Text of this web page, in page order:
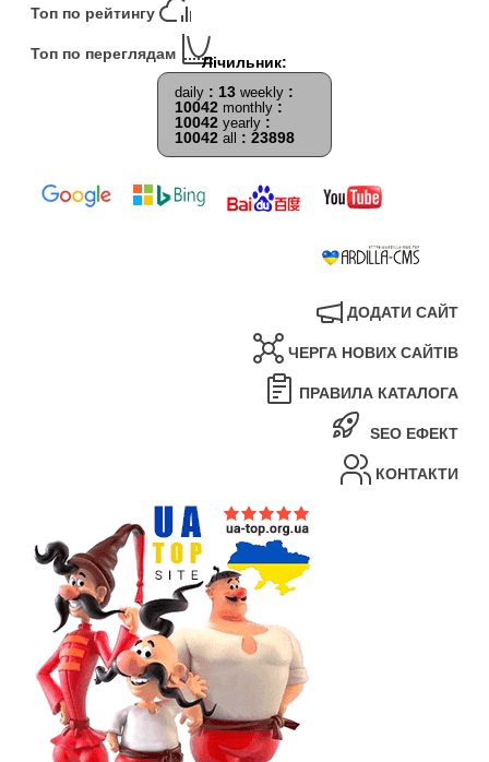
Топ по рейтингу
Топ по переглядам
daily : 13 weekly :
10042 monthly :
10042 yearly :
10042 all : 23898
ДОДАТИ САЙТ
ЧЕРГА НОВИХ САЙТІВ
ПРАВИЛА КАТАЛОГА
SEO ЕФЕКТ
КОНТАКТИ